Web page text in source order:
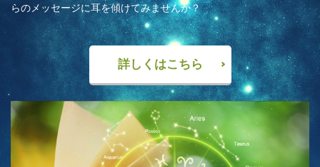
らのメッセージに耳を傾けてみませんか？
詳しくはこちら